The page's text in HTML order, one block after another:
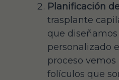
Planificación
trasplante
que
personalizado
proceso
folículos que